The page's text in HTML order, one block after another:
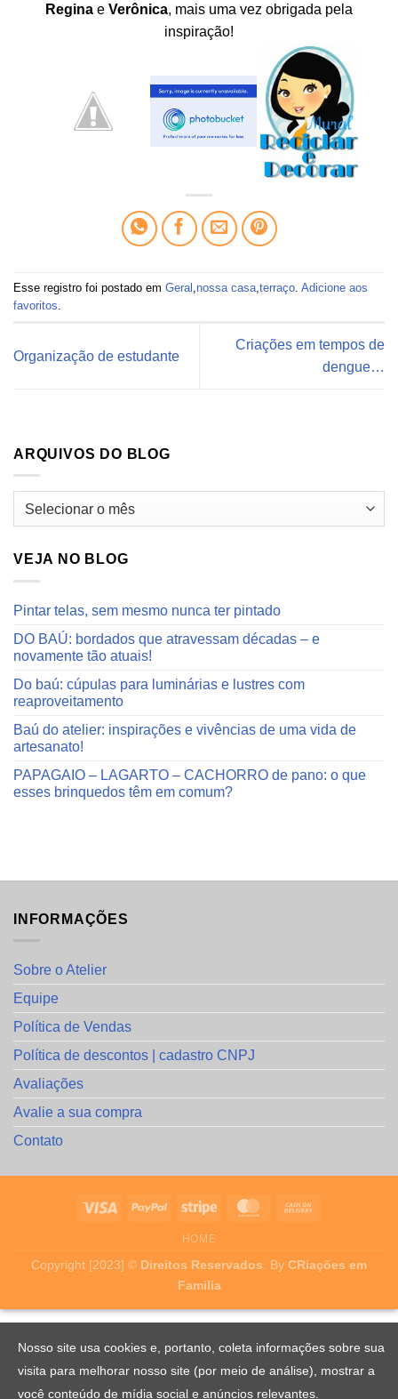
Regina e Verônica, mais uma vez obrigada pela
inspiração!
Esse registro foi postado em Geral nossa casa terraço Adicione aos
favoritos
Organização de estudante
Criações em tempos de
dengue…
ARQUIVOS DO BLOG
VEJA NO BLOG
Pintar telas, sem mesmo nunca ter pintado
DO BAÚ: bordados que atravessam décadas – e
novamente tão atuais!
Do baú: cúpulas para luminárias e lustres com
reaproveitamento
Baú do atelier: inspirações e vivências de uma vida de
artesanato!
PAPAGAIO – LAGARTO – CACHORRO de pano: o que
esses brinquedos têm em comum?
INFORMAÇÕES
Sobre o Atelier
Equipe
Política de Vendas
Política de descontos | cadastro CNPJ
Avaliações
Avalie a sua compra
Contato
HOME
Copyright [2023] © Direitos Reservados. By CRiações em
Familia
Nosso site usa cookies e, portanto, coleta informações sobre sua
visita para melhorar nosso site (por meio de análise), mostrar a
você conteúdo de mídia social e anúncios relevantes.